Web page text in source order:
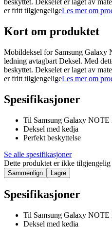
beskyttet. Dekselet er laget av
er fritt tilgjengeligeLes mer om
Kort om produktet
Mobildeksel for Samsung Galaxy
ledning avtagbart Deksel. Med
beskyttet. Dekselet er laget av
er fritt tilgjengeligeLes mer om
Spesifikasjoner
Til Samsung Galaxy NOTE
Deksel med kedja
Perfekt beskyttelse
Se alle spesifikasjoner
Dette produktet er ikke tilgjengelig
Sammenlign Lagre
Spesifikasjoner
Til Samsung Galaxy NOTE
Deksel med kedja